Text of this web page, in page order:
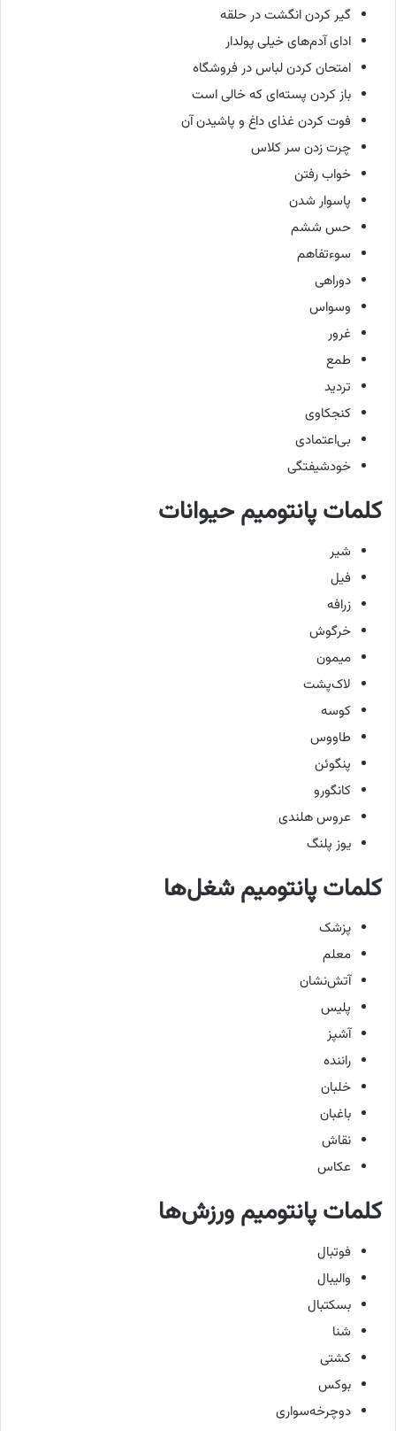
گیر کردن انگشت در حلقه
ادای آدم‌های خیلی پولدار
امتحان کردن لباس در فروشگاه
باز کردن پسته‌ای که خالی است
فوت کردن غذای داغ و پاشیدن آن
چرت زدن سر کلاس
خواب رفتن
پاسوار شدن
حس ششم
سوءتفاهم
دوراهی
وسواس
غرور
طمع
تردید
کنجکاوی
بی‌اعتمادی
خودشیفتگی
کلمات پانتومیم حیوانات
شیر
فیل
زرافه
خرگوش
میمون
لاک‌پشت
کوسه
طاووس
پنگوئن
کانگورو
عروس هلندی
یوز پلنگ
کلمات پانتومیم شغل‌ها
پزشک
معلم
آتش‌نشان
پلیس
آشپز
راننده
خلبان
باغبان
نقاش
عکاس
کلمات پانتومیم ورزش‌ها
فوتبال
والیبال
بسکتبال
شنا
کشتی
بوکس
دوچرخه‌سواری